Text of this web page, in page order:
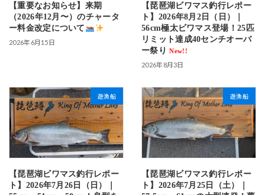
【重要なお知らせ】来期
（2026年12月〜）のチャータ
ー料金改定について
2026年6月15日
【琵琶湖ビワマス釣行レポー
ト】2026年8月2日（日）｜
56cm極太ビワマス登場！25匹
リミット達成40センチオーバ
ー祭り
New!!
2026年8月3日
遊漁船
【琵琶湖ビワマス釣行レポー
ト】2026年7月26日（日）｜
遊漁船
【琵琶湖ビワマス釣行レポー
ト】2026年7月25日（土）｜